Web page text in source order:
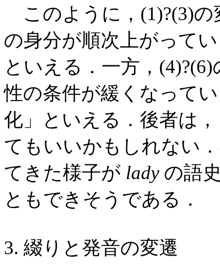
このように，(1)?(3)の
の身分が順次上がって
といえる．一方，
性の条件が緩くなって
化」といえる．後者は
てもいいかもしれない
てきた様子が ladyの語
ともできそうである．
3. 綴りと発音の変遷